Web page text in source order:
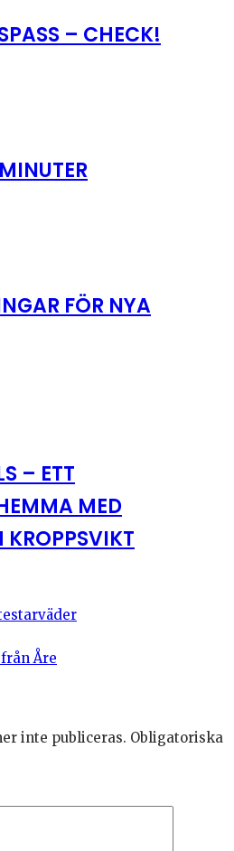
– CHECK!
FÖR NYA
– ETT
MED
Åre
inte publiceras. Obligatoriska